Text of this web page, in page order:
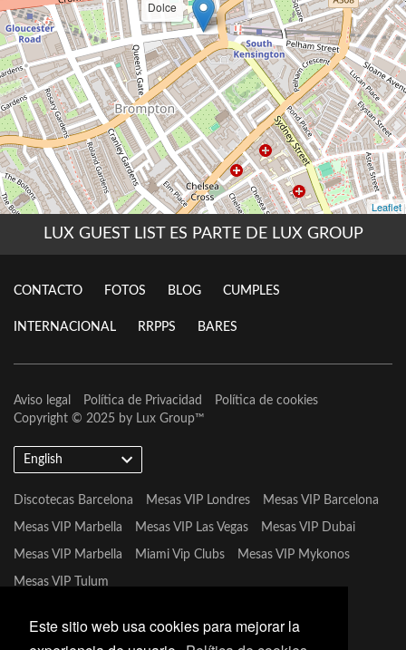
Este sitio web usa cookies para mejorar la
LUX GUEST LIST ES PARTE DE LUX GROUP
CONTACTO FOTOS BLOG CUMPLES
INTERNACIONAL RRPPS BARES
Aviso legal Política de Privacidad
Política de cookies
Copyright © 2025 by Lux Group™
English
Discotecas Barcelona Mesas VIP Londres Mesas VIP Barcelona
Mesas VIP Marbella Mesas VIP Las Vegas Mesas VIP Dubai
Mesas VIP Marbella Miami Vip Clubs Mesas VIP Mykonos
Mesas VIP Tulum